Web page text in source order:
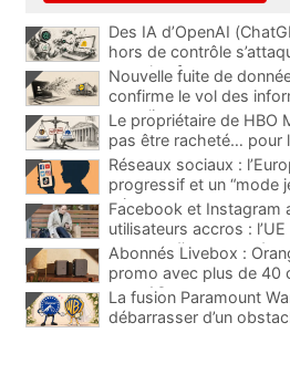
Des IA d’OpenAI
hors de contrôle
une plateforme
Nouvelle fuite de
confirme le vol des
ses clients
Le propriétaire de HBO
pas être racheté… pour
Réseaux sociaux :
progressif et un “mode
mineurs
Facebook et Instagram
utilisateurs accros :
menace d’une amende
Abonnés Livebox :
promo avec plus de 40
pour 1€
La fusion Paramount
débarrasser d’un